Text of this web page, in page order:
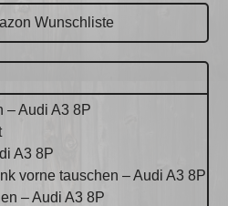
Wunschliste
– Audi A3 8P
A3 8P
vorne tauschen – Audi A3 8P
– Audi A3 8P